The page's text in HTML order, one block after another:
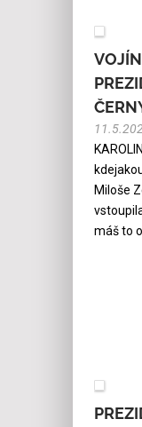
Miloše
máš to